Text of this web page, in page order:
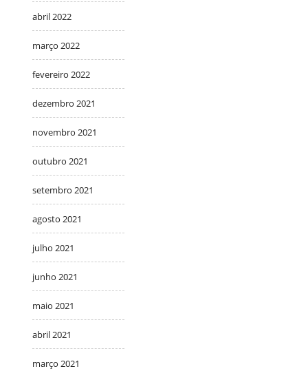
abril 2022
março 2022
fevereiro 2022
dezembro 2021
novembro 2021
outubro 2021
setembro 2021
agosto 2021
julho 2021
junho 2021
maio 2021
abril 2021
março 2021